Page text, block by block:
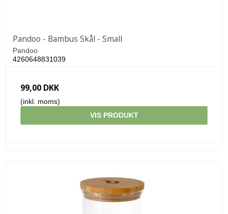
Pandoo - Bambus Skål - Small
Pandoo
4260648831039
99,00 DKK
(inkl. moms)
VIS PRODUKT